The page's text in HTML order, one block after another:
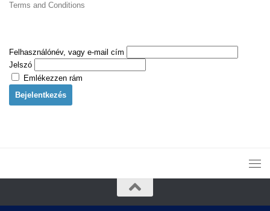
Terms and Conditions
Felhasználónév, vagy e-mail cím
Jelszó
Emlékezzen rám